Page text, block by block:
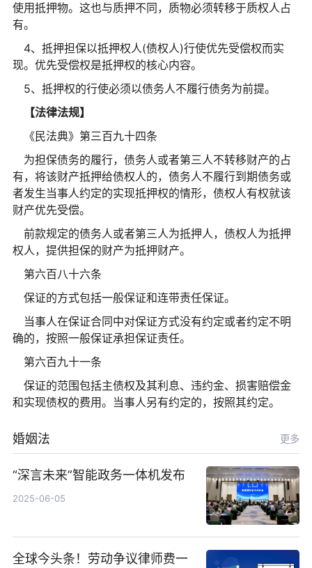
使用抵押物。这也与质押不同，质物必须转移于质权人占
有。
4、抵押担保以抵押权人(债权人)行使优先受偿权而实
现。优先受偿权是抵押权的核心内容。
5、抵押权的行使必须以债务人不履行债务为前提。
【法律法规】
《民法典》第三百九十四条
为担保债务的履行，债务人或者第三人不转移财产的占
有，将该财产抵押给债权人的，债务人不履行到期债务或
者发生当事人约定的实现抵押权的情形，债权人有权就该
财产优先受偿。
前款规定的债务人或者第三人为抵押人，债权人为抵押
权人，提供担保的财产为抵押财产。
第六百八十六条
保证的方式包括一般保证和连带责任保证。
当事人在保证合同中对保证方式没有约定或者约定不明
确的，按照一般保证承担保证责任。
第六百九十一条
保证的范围包括主债权及其利息、违约金、损害赔偿金
和实现债权的费用。当事人另有约定的，按照其约定。
婚姻法 更多
“深言未来”智能政务一体机发布
2025-06-05
全球今头条！劳动争议律师费一